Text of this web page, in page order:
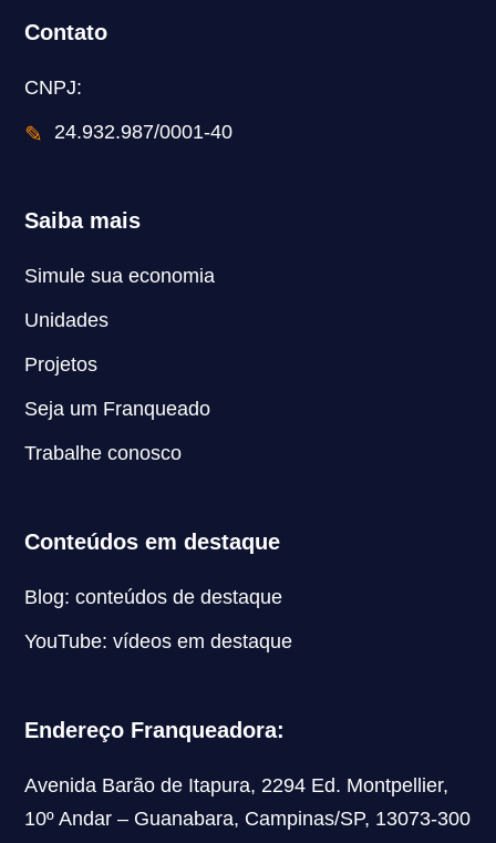
Contato
CNPJ:
✎
24.932.987/0001-40
Saiba mais
Simule sua economia
Unidades
Projetos
Seja um Franqueado
Trabalhe conosco
Conteúdos em destaque
Blog: conteúdos de destaque
YouTube: vídeos em destaque
Endereço Franqueadora:
Avenida Barão de Itapura, 2294 Ed. Montpellier,
10º Andar – Guanabara, Campinas/SP, 13073-300